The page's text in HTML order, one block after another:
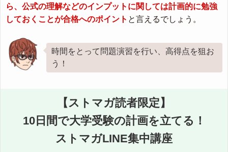
ら、公式の理解などのインプットに関しては計画的に勉強
しておくことが合格へのポイント と言えるでしょう。
時間をとって問題演習を行い、高得点を狙お
う！
【ストマガ読者限定】
10日間で大学受験の計画を立てる！
ストマガLINE集中講座